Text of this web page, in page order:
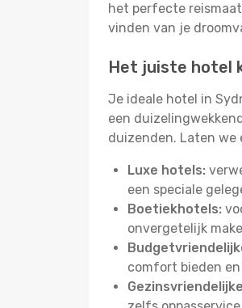
het perfecte
vinden van je
Het juiste hotel
Je ideale hotel in
een
duizenden. Laten we
Luxe hotels:
een speciale
Boetiekhotels:
onvergetelijk
comfort bieden